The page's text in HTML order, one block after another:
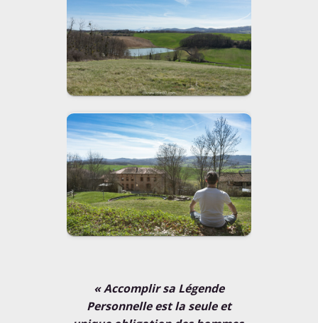
« Accomplir sa Légende
Personnelle est la seule et